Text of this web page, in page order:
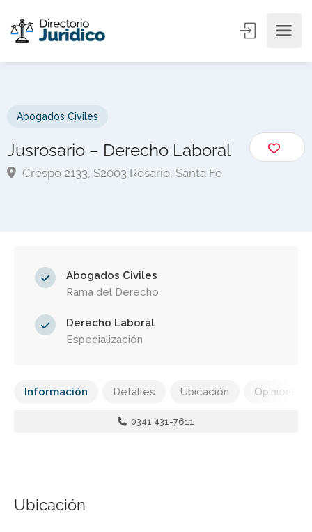
Abogados Civiles
Jusrosario – Derecho Laboral
Crespo 2133, S2003 Rosario, Santa Fe
Abogados Civiles
Rama del Derecho
Derecho Laboral
Especialización
Información Detalles Ubicación Opiniones
0341 431-7611
Ubicación